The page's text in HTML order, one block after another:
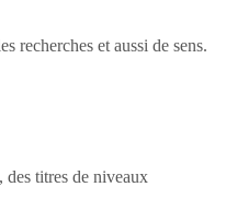
recherches et aussi de sens.
des titres de niveaux